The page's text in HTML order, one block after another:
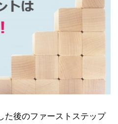
た後のファーストステップ